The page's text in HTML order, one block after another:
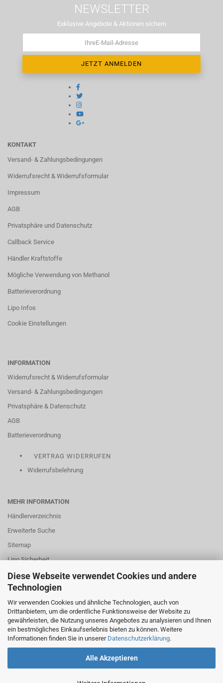
Diese Webseite verwendet Cookies und andere
Technologien
Wir verwenden Cookies und ähnliche Technologien, auch von
Drittanbietern, um die ordentliche Funktionsweise der Website zu
gewährleisten, die Nutzung unseres Angebotes zu analysieren und Ihnen
ein bestmögliches Einkaufserlebnis bieten zu können. Weitere
Informationen finden Sie in unserer Datenschutzerklärung.
Alle Akzeptieren
NEWSLETTER
Exklusive Angebote & Aktionen sichern
KONTAKT
Versand- & Zahlungsbedingungen
Widerrufsrecht & Widerrufsformular
Impressum
AGB
Privatsphäre und Datenschutz
Callback Service
Händler Kraftstoffe
Mögliche Verwendung von Methanol
Batterieverordnung
Lipo Infos
Cookie Einstellungen
INFORMATION
Widerrufsrecht & Widerrufsformular
Versand- & Zahlungsbedingungen
Privatsphäre & Datenschutz
AGB
Batterieverordnung
VERTRAG WIDERRUFEN
Widerrufsbelehrung
MEHR INFORMATION
Händlerverzeichnis
Erweiterte Suche
Sitemap
Lipo Sicherheit
SICHER BEZAHLEN
VERSAND MIT